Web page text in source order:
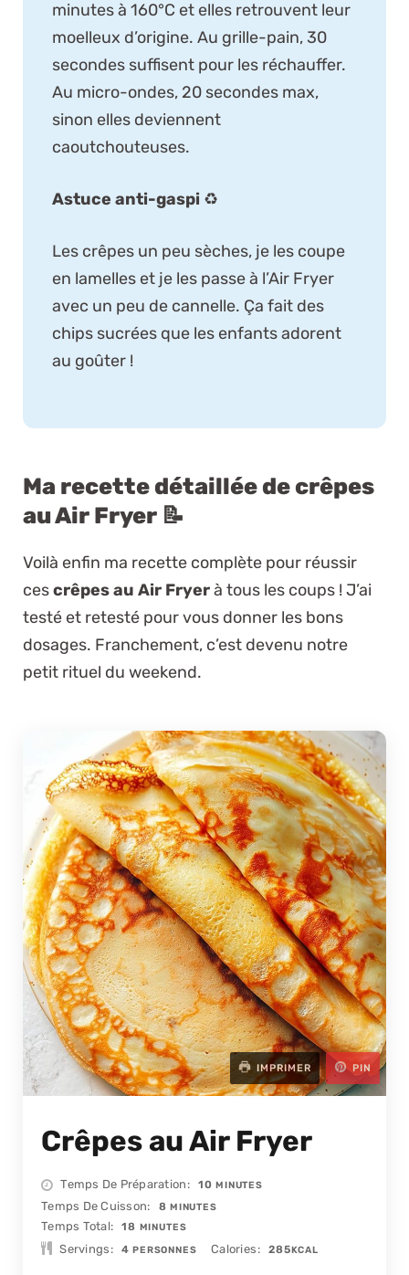
minutes à 160°C et elles retrouvent leur
moelleux d’origine. Au grille-pain, 30
secondes suffisent pour les réchauffer.
Au micro-ondes, 20 secondes max,
sinon elles deviennent
caoutchouteuses.
Astuce anti-gaspi ♻️
Les crêpes un peu sèches, je les coupe
en lamelles et je les passe à l’Air Fryer
avec un peu de cannelle. Ça fait des
chips sucrées que les enfants adorent
au goûter !
Ma recette détaillée de crêpes
au Air Fryer 📝
Voilà enfin ma recette complète pour réussir
cescrêpes au Air Fryerà tous les coups ! J’ai
testé et retesté pour vous donner les bons
dosages. Franchement, c’est devenu notre
petit rituel du weekend.
IMPRIMER PIN
Crêpes au Air Fryer
Temps De Préparation 10MINUTES
MINUTES
Temps De Cuisson 8 MINUTES
MINUTES
Temps Total 18 MINUTES
MINUTES
Servings 4 PERSONNES Calories 285KCAL